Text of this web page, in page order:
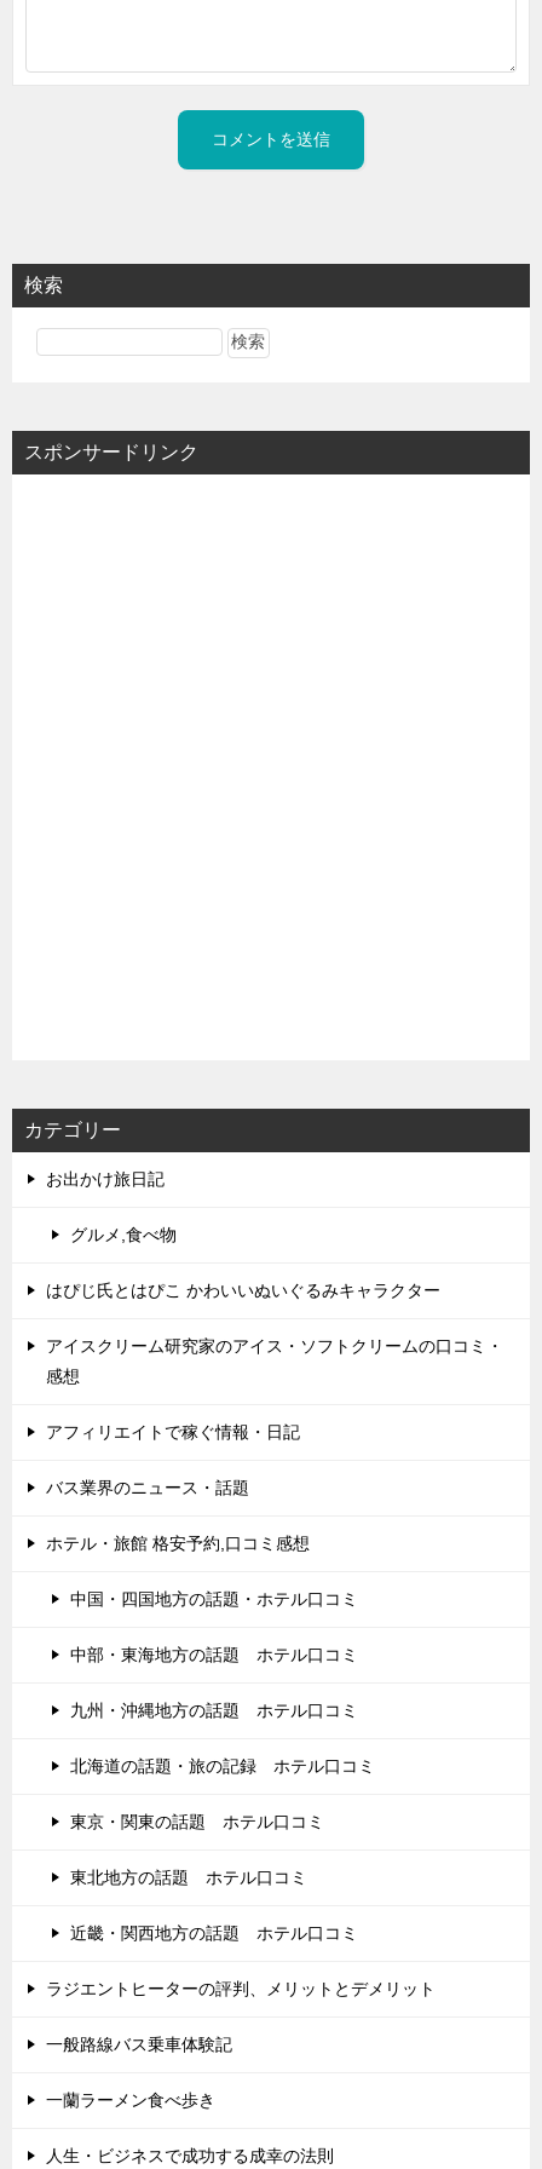
検索
スポンサードリンク
カテゴリー
お出かけ旅日記
グルメ,食べ物
はぴじ氏とはぴこ かわいいぬいぐるみキャラクター
アイスクリーム研究家のアイス・ソフトクリームの口コミ・
感想
アフィリエイトで稼ぐ情報・日記
バス業界のニュース・話題
ホテル・旅館 格安予約,口コミ感想
中国・四国地方の話題・ホテル口コミ
中部・東海地方の話題 ホテル口コミ
九州・沖縄地方の話題 ホテル口コミ
北海道の話題・旅の記録 ホテル口コミ
東京・関東の話題 ホテル口コミ
東北地方の話題 ホテル口コミ
近畿・関西地方の話題 ホテル口コミ
ラジエントヒーターの評判、メリットとデメリット
一般路線バス乗車体験記
一蘭ラーメン食べ歩き
人生・ビジネスで成功する成幸の法則